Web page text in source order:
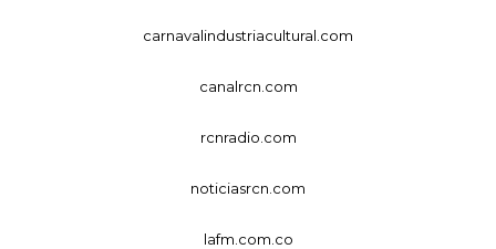
carnavalindustriacultural.com
canalrcn.com
rcnradio.com
noticiasrcn.com
lafm.com.co